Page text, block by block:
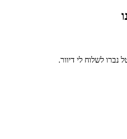
נברו לשלוח לי דיוור.